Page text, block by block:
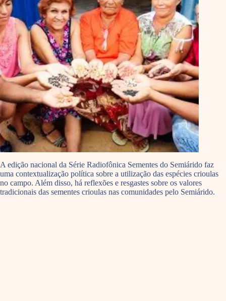
A edição nacional da Série Radiofônica Sementes do Semiárido faz
uma contextualização política sobre a utilização das espécies crioulas
no campo. Além disso, há reflexões e resgastes sobre os valores
tradicionais das sementes crioulas nas comunidades pelo Semiárido.